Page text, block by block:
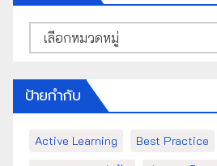
หมวด
หมู่
ป้ายกำกับ
Active Learning Best Practice